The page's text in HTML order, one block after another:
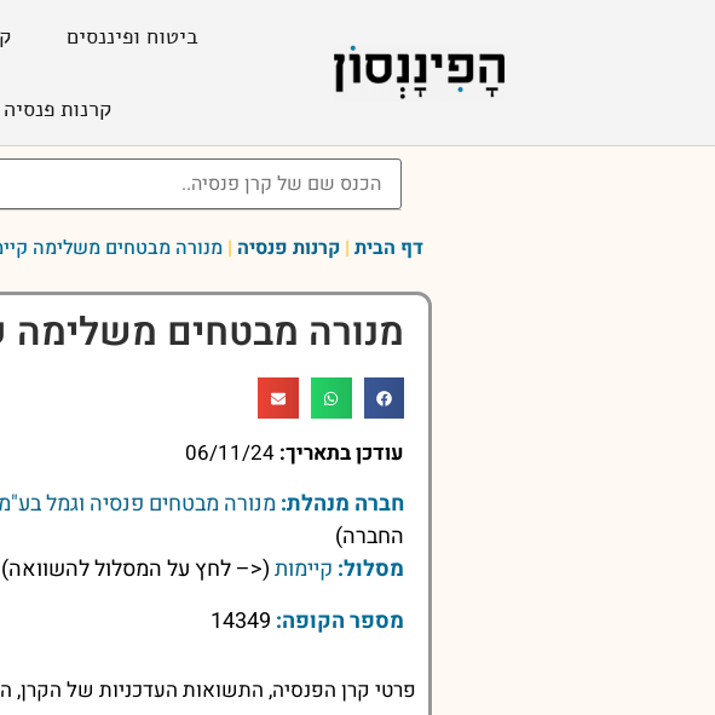
ביטוח ופיננסים
קרנות פנסיה
דף הבית | קרנות פנסיה | מנורה מבטחים משלימה
מנורה מבטחים משלימה
עודכן בתאריך: 06/11/24
חברה מנהלת: מנורה מבטחים פנסיה וגמל בע"מ
החברה)
מסלול: קיימות(<– לחץ על המסלול להשוואה)
מספר הקופה:
פרטי קרן הפנסיה, התשואות העדכניות של הקרן,